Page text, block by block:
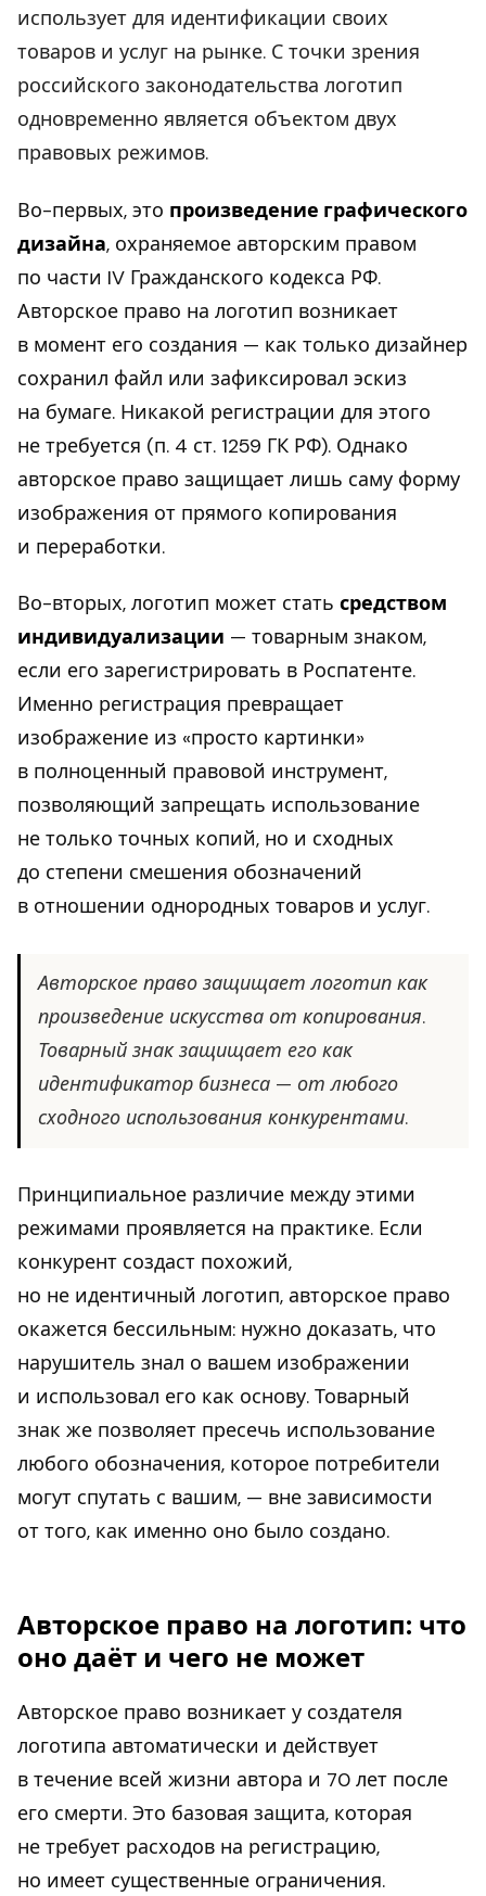
использует для идентификации своих
товаров и услуг на рынке. С точки зрения
российского законодательства логотип
одновременно является объектом двух
правовых режимов.
Во-первых, это произведение графического
дизайна, охраняемое авторским правом
по части IV Гражданского кодекса РФ.
Авторское право на логотип возникает
в момент его создания — как только дизайнер
сохранил файл или зафиксировал эскиз
на бумаге. Никакой регистрации для этого
не требуется (п. 4 ст. 1259 ГК РФ). Однако
авторское право защищает лишь саму форму
изображения от прямого копирования
и переработки.
Во-вторых, логотип может стать средством
индивидуализации — товарным знаком,
если его зарегистрировать в Роспатенте.
Именно регистрация превращает
изображение из «просто картинки»
в полноценный правовой инструмент,
позволяющий запрещать использование
не только точных копий, но и сходных
до степени смешения обозначений
в отношении однородных товаров и услуг.
Авторское право защищает логотип как
произведение искусства от копирования.
Товарный знак защищает его как
идентификатор бизнеса — от любого
сходного использования конкурентами.
Принципиальное различие между этими
режимами проявляется на практике. Если
конкурент создаст похожий,
но не идентичный логотип, авторское право
окажется бессильным: нужно доказать, что
нарушитель знал о вашем изображении
и использовал его как основу. Товарный
знак же позволяет пресечь использование
любого обозначения, которое потребители
могут спутать с вашим, — вне зависимости
от того, как именно оно было создано.
Авторское право на логотип: что
оно даёт и чего не может
Авторское право возникает у создателя
логотипа автоматически и действует
в течение всей жизни автора и 70 лет после
его смерти. Это базовая защита, которая
не требует расходов на регистрацию,
но имеет существенные ограничения.